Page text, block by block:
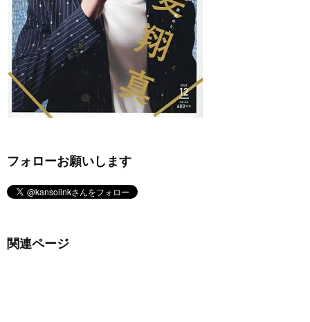
フォローお願いします
関連ページ